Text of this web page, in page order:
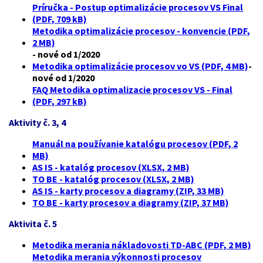
Príručka - Postup optimalizácie procesov VS Final
(PDF, 709 kB)
Metodika optimalizácie procesov - konvencie (PDF,
2 MB)
- nové od 1/2020
Metodika optimalizácie procesov vo VS (PDF, 4 MB)-
nové od 1/2020
FAQ Metodika optimalizacie procesov VS - Final
(PDF, 297 kB)
Aktivity č. 3, 4
Manuál na používanie katalógu procesov (PDF, 2
MB)
AS IS - katalóg procesov (XLSX, 2 MB)
TO BE - katalóg procesov (XLSX, 2 MB)
AS IS - karty procesov a diagramy (ZIP, 33 MB)
TO BE - karty procesov a diagramy (ZIP, 37 MB)
Aktivita č. 5
Metodika merania nákladovosti TD-ABC (PDF, 2 MB)
Metodika merania výkonnosti procesov